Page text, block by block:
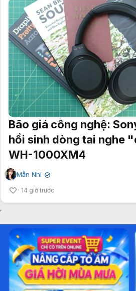
Bão giá công nghệ:
hồi sinh dòng tai nghe
WH-1000XM4
Mẫn Nhi ✔
14 giờ trước